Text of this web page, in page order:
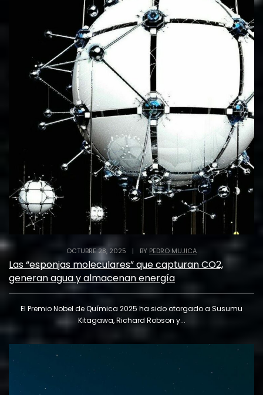
OCTUBRE 28, 2025 | BY PEDRO MUJICA
Las “esponjas moleculares” que capturan CO2,
generan agua y almacenan energía
El Premio Nobel de Química 2025 ha sido otorgado a Susumu
Kitagawa, Richard Robson y...